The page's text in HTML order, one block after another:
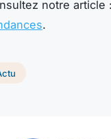
notre article :
.